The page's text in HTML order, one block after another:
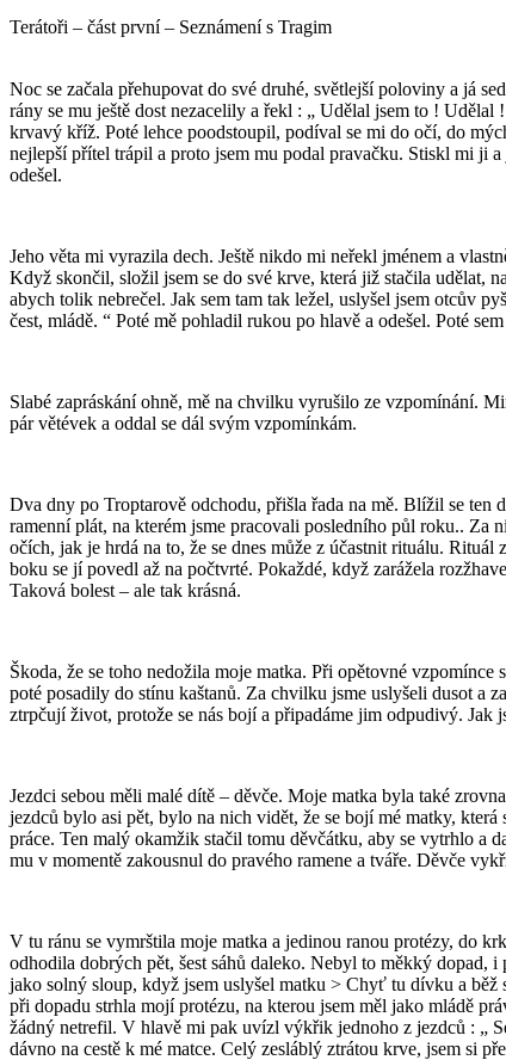
Terátoři – část první – Seznámení s Tragim
Noc se začala přehupovat do své druhé, světlejší poloviny a já
rány se mu ještě dost nezacelily a řekl : „ Udělal jsem to !
krvavý kříž. Poté lehce poodstoupil, podíval se mi do očí, do
nejlepší přítel trápil a proto jsem mu podal pravačku. Stiskl mi ji
odešel.
Jeho věta mi vyrazila dech. Ještě nikdo mi neřekl jménem a
Když skončil, složil jsem se do své krve, která již stačila udělat,
abych tolik nebrečel. Jak sem tam tak ležel, uslyšel jsem otcův
čest, mládě. “ Poté mě pohladil rukou po hlavě a odešel. Poté
Slabé zapráskání ohně, mě na chvilku vyrušilo ze vzpomínání.
pár větévek a oddal se dál svým vzpomínkám.
Dva dny po Troptarově odchodu, přišla řada na mě. Blížil se ten
ramenní plát, na kterém jsme pracovali posledního půl roku.. Za
očích, jak je hrdá na to, že se dnes může z účastnit rituálu.
boku se jí povedl až na počtvrté. Pokaždé, když zarážela
Taková bolest – ale tak krásná.
Škoda, že se toho nedožila moje matka. Při opětovné
poté posadily do stínu kaštanů. Za chvilku jsme uslyšeli dusot
ztrpčují život, protože se nás bojí a připadáme jim odpudivý. Jak
Jezdci sebou měli malé dítě – děvče. Moje matka byla také
jezdců bylo asi pět, bylo na nich vidět, že se bojí mé matky,
práce. Ten malý okamžik stačil tomu děvčátku, aby se vytrhlo a
mu v momentě zakousnul do pravého ramene a tváře. Děvče
V tu ránu se vymrštila moje matka a jedinou ranou protézy, do
odhodila dobrých pět, šest sáhů daleko. Nebyl to měkký dopad,
jako solný sloup, když jsem uslyšel matku > Chyť tu dívku a běž
při dopadu strhla mojí protézu, na kterou jsem měl jako mládě
žádný netrefil. V hlavě mi pak uvízl výkřik jednoho z jezdců : „
dávno na cestě k mé matce. Celý zesláblý ztrátou krve, jsem si